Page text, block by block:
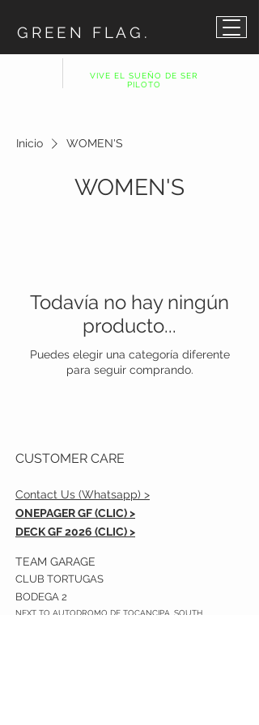
GREEN FLAG.
VIVE EL SUEÑO DE SER
PILOTO
Inicio WOMEN'S
WOMEN'S
Todavía no hay ningún
producto...
Puedes elegir una categoría diferente
para seguir comprando.
CUSTOMER CARE
Contact Us (Whatsapp) >
ONEPAGER GF (CLIC) >
DECK GF 2026 (CLIC) >
TEAM GARAGE​
CLUB TORTUGAS
BODEGA 2
NEXT TO AUTODROMO DE TOCANCIPA. SOUTH